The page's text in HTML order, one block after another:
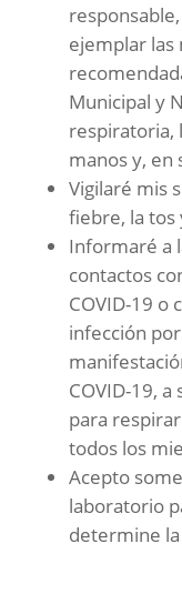
ejemplar las
Municipal y
respiratoria,
manos y, en
Vigilaré mis
fiebre, la tos
Informaré a
contactos
COVID-19 o
infección por
COVID-19,
para
todos los
Acepto
laboratorio
determine